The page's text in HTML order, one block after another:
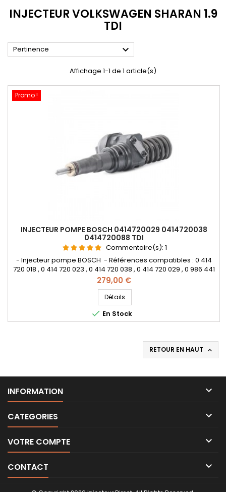
INJECTEUR VOLKSWAGEN SHARAN 1.9
TDI
Pertinence 
Affichage 1-1 de 1 article(s)
Promo !
INJECTEUR POMPE BOSCH 0414720029 0414720038
0414720088 TDI
Commentaire(s): 1
- Injecteur pompe BOSCH - Références compatibles : 0 414
720 018 , 0 414 720 023 , 0 414 720 038 , 0 414 720 029 , 0 986 441
504 , 0 986 441 554 , 1131977 , 1131971 , 1206303 , RMXM21 9A543
AA , 1131855 , YM219A543BA , RMYM219A543AA , YM219A543BB
, 038130079AX , 038130073AC , 038130073AD , 038130073R
, 038130 073AK , 1380211, YM21-9A543-BB - Pour VW...
Prix
279,00 €
Détails
 En Stock
RETOUR EN HAUT 
INFORMATION 
CATEGORIES 
VOTRE COMPTE 
CONTACT 